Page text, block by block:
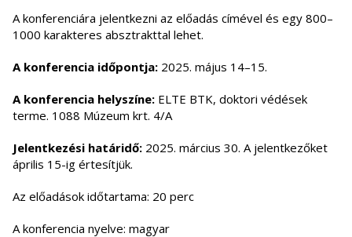
A konferenciára jelentkezni az előadás címével és egy 800–
1000 karakteres absztrakttal lehet.
A konferencia időpontja: 2025. május 14–15.
A konferencia helyszíne: ELTE BTK, doktori védések
terme. 1088 Múzeum krt. 4/A
Jelentkezési határidő: 2025. március 30. A jelentkezőket
április 15-ig értesítjük.
Az előadások időtartama: 20 perc
A konferencia nyelve: magyar